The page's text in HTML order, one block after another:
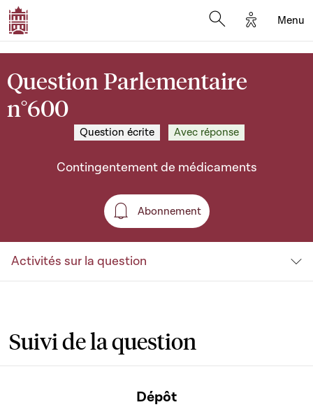
Options
Menu
Question Parlementaire
n°600
Question écrite Avec réponse
Contingentement de médicaments
Abonnement
Abonnement
Activités sur la question
Suivi de la question
Dépôt